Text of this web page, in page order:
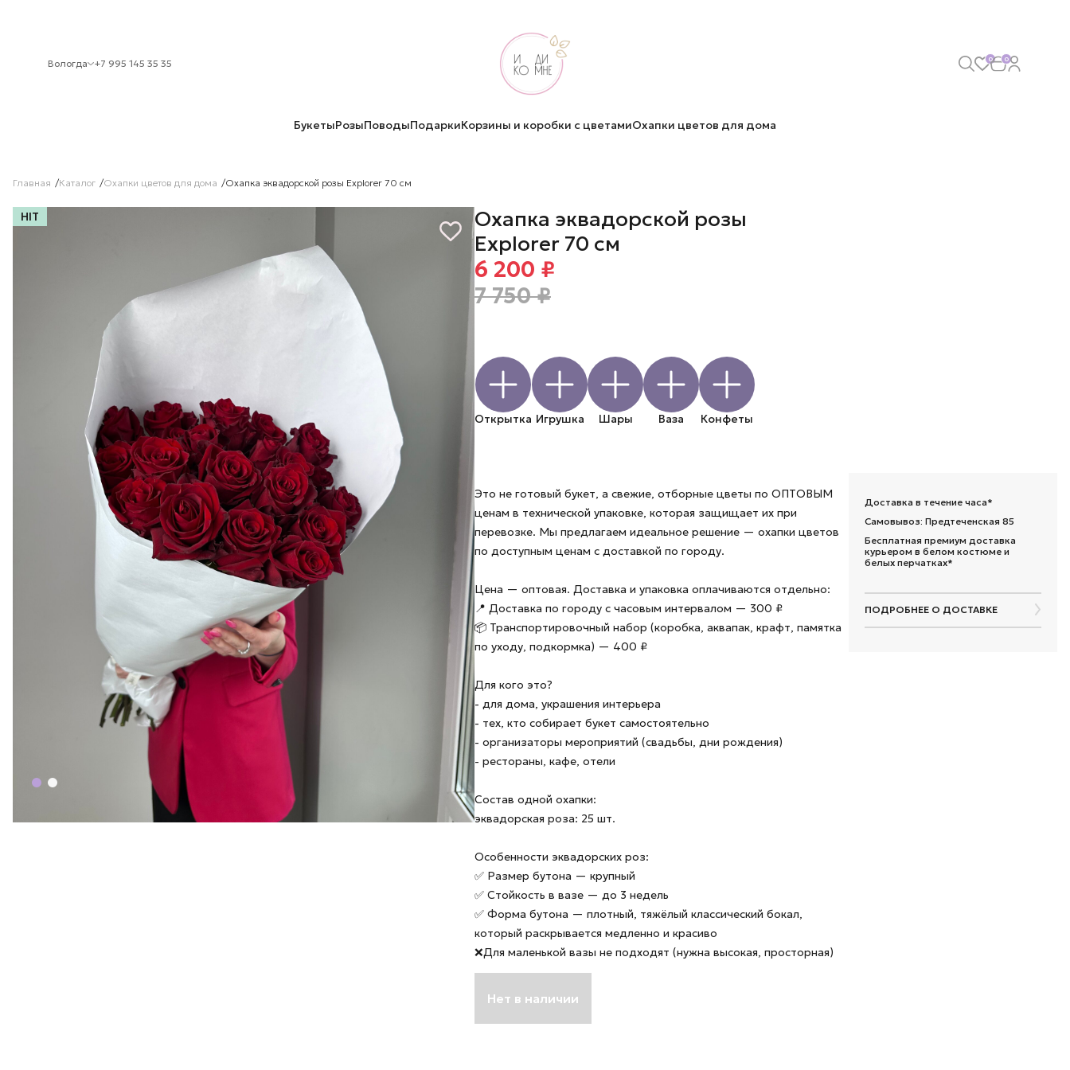
Вологда +7 995 145 35 35 0 0
БукетыРозыПоводыПодаркиКорзины и коробки с цветамиОхапки цветов для дома
Главная Каталог Охапки цветов для дома Охапка эквадорской розы Explorer 70 см
HIT
Охапка эквадорской розы
Explorer 70 см
6 200 ₽
7 750 ₽
Открытка Игрушка Шары Ваза Конфеты
Это не готовый букет, а свежие, отборные цветы по ОПТОВЫМ
ценам в технической упаковке, которая защищает их при
перевозке. Мы предлагаем идеальное решение — охапки цветов
по доступным ценам с доставкой по городу.
Цена — оптовая. Доставка и упаковка оплачиваются отдельно:
📍 Доставка по городу с часовым интервалом — 300 ₽
📦 Транспортировочный набор (коробка, аквапак, крафт, памятка
по уходу, подкормка) — 400 ₽
Для кого это?
- для дома, украшения интерьера
- тех, кто собирает букет самостоятельно
- организаторы мероприятий (свадьбы, дни рождения)
- рестораны, кафе, отели
Состав одной охапки:
эквадорская роза: 25 шт.
Особенности эквадорских роз:
✅ Размер бутона — крупный
✅ Стойкость в вазе — до 3 недель
✅ Форма бутона — плотный, тяжёлый классический бокал,
который раскрывается медленно и красиво
❌Для маленькой вазы не подходят (нужна высокая, просторная)
Доставка в течение часа*
Самовывоз: Предтеченская 85
Бесплатная премиум доставка
курьером в белом костюме и
белых перчатках*
ПОДРОБНЕЕ О ДОСТАВКЕ
Нет в наличии